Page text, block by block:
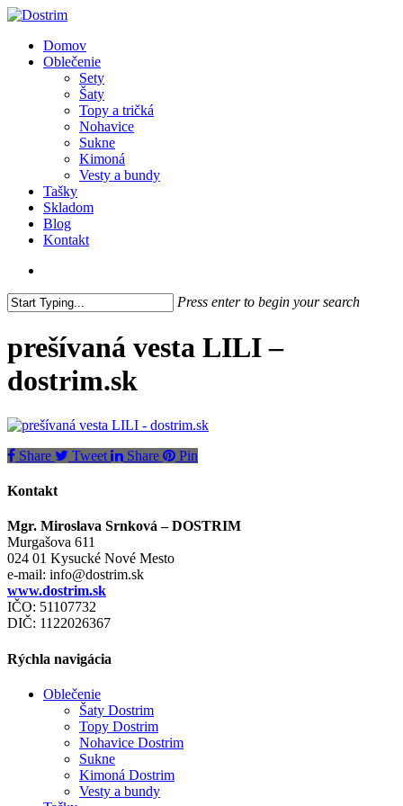
Skip
main
content
search
Menu
Domov
Oblečenie
Sety
Šaty
Topy a tričká
Nohavice
Sukne
Kimoná
Vesty a bundy
Tašky
Skladom
Blog
Kontakt
Press enter to begin your search
prešívaná vesta LILI –
dostrim.sk
Share Tweet Share Pin
Kontakt
Mgr. Miroslava Srnková – DOSTRIM
Murgašova 611
024 01 Kysucké Nové Mesto
e-mail: info@dostrim.sk
www.dostrim.sk
IČO: 51107732
DIČ: 1122026367
Rýchla navigácia
Oblečenie
Šaty Dostrim
Topy Dostrim
Nohavice Dostrim
Sukne
Kimoná Dostrim
Vesty a bundy